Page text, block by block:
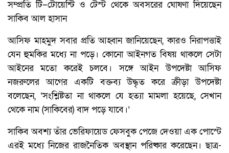
সম্প্রতি টি–টোয়েন্টি ও টেস্ট থেকে অবসরের ঘোষণা দিয়েছেন
সাকিব আল হাসান
আসিফ মাহমুদ সবার প্রতি আহ্বান জানিয়েছেন, কারও নিরাপত্তাই
যেন হুমকির মধ্যে না পড়ে। কোনো আইনগত বিষয় থাকলে সেটা
আইনের মতো করেই চলবে। সঙ্গে আইন উপদেষ্টা আসিফ
নজরুলের আগের একটি বক্তব্য উদ্ধৃত করে ক্রীড়া উপদেষ্টা
বলেছেন, ‘সংশ্লিষ্টতা না থাকলে যে হত্যা মামলা হয়েছে, সেখান
থেকে নাম (সাকিবের) বাদ পড়ে যাবে।’
সাকিব অবশ্য তাঁর ভেরিফায়েড ফেসবুক পেজে দেওয়া এক পোস্টে
এরই মধ্যে নিজের রাজনৈতিক অবস্থান পরিষ্কার করেছেন। ছাত্র-